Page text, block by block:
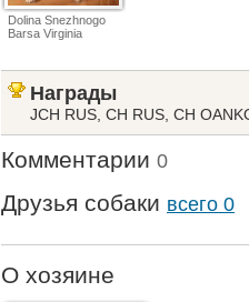
Dolina Snezhnogo
Barsa Virginia
Награды
JCH RUS, CH RUS, CH
Комментарии 0
Друзья собаки всего 0
О хозяине